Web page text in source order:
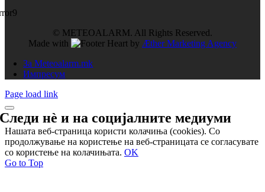
© METEOALARM. All Rights Reserved.
Made with
by Æther Marketing Agency
За Meteoalarm.mk
Импресум
Page load link
Следи нѐ и насоцијалните медиуми
Нашата веб-страница користи колачиња (cookies). Со
продолжување на користење на веб-страницата се согласувате
со користење на колачињата. OK
Go to Top